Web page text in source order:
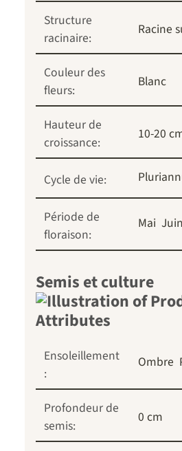
Structure
racinaire:
Racine
Couleur des
fleurs:
Blanc
Hauteur de
croissance:
10-20
Cycle de vie:
Période de
floraison:
Mai Juin
Semis et culture
Ensoleillement
:
Ombre
Profondeur de
semis:
0 cm